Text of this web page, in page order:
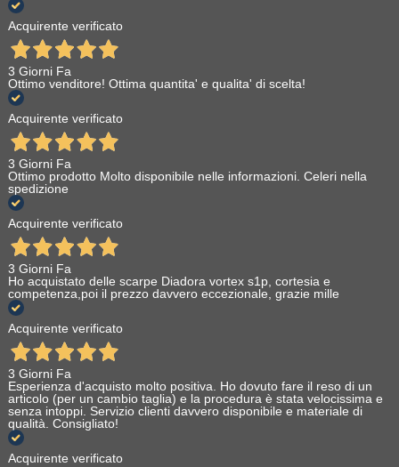
Acquirente verificato
3 Giorni Fa
Ottimo venditore! Ottima quantita' e qualita' di scelta!
Acquirente verificato
3 Giorni Fa
Ottimo prodotto Molto disponibile nelle informazioni. Celeri nella
spedizione
Acquirente verificato
3 Giorni Fa
Ho acquistato delle scarpe Diadora vortex s1p, cortesia e
competenza,poi il prezzo davvero eccezionale, grazie mille
Acquirente verificato
3 Giorni Fa
Esperienza d'acquisto molto positiva. Ho dovuto fare il reso di un
articolo (per un cambio taglia) e la procedura è stata velocissima e
senza intoppi. Servizio clienti davvero disponibile e materiale di
qualità. Consigliato!
Acquirente verificato